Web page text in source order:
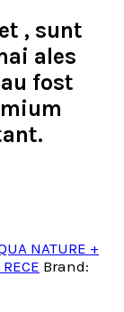
, sunt
ales
fost
NATURE +
Brand: